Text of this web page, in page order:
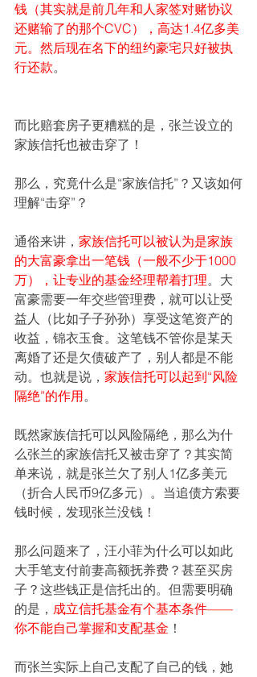
钱（其实就是前几年和人家签对赌协议
还赌输了的那个CVC），高达1.4亿多美
元。然后现在名下的纽约豪宅只好被执
行还款。
而比赔套房子更糟糕的是，张兰设立的
家族信托也被击穿了！
那么，究竟什么是“家族信托”？又该如何
理解“击穿”？
通俗来讲， 家族信托可以被认为是家族
的大富豪拿出一笔钱（一般不少于1000
万），让专业的基金经理帮着打理。大
富豪需要一年交些管理费，就可以让受
益人（比如子子孙孙）享受这笔资产的
收益，锦衣玉食。这笔钱不管你是某天
离婚了还是欠债破产了，别人都是不能
动。也就是说， 家族信托可以起到“风险
隔绝”的作用。
既然家族信托可以风险隔绝，那么为什
么张兰的家族信托又被击穿了？其实简
单来说，就是张兰欠了别人1亿多美元
（折合人民币9亿多元）。当追债方索要
钱时候，发现张兰没钱！
那么问题来了，汪小菲为什么可以如此
大手笔支付前妻高额抚养费？甚至买房
子？这些钱正是信托出的。但需要明确
的是， 成立信托基金有个基本条件——
你不能自己掌握和支配基金 ！
而张兰实际上自己支配了自己的钱，她